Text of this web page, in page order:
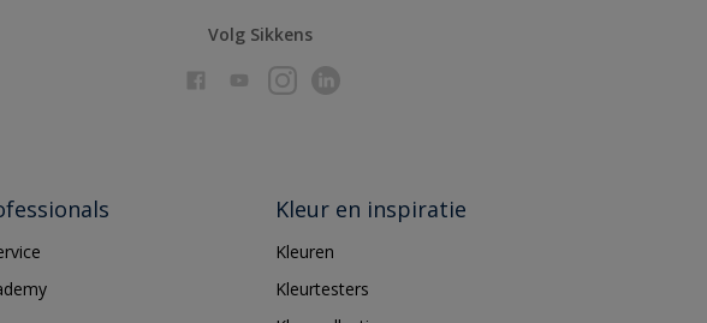
Volg Sikkens
Kleur en inspiratie
Kleuren
Kleurtesters